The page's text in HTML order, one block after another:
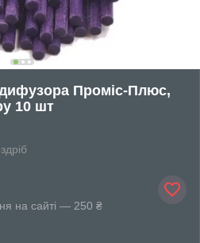
Проміс-Плюс,
10 шт
на сайті — 250 ₴